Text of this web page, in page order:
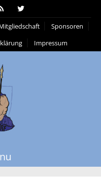
Sponsoren
Impressum